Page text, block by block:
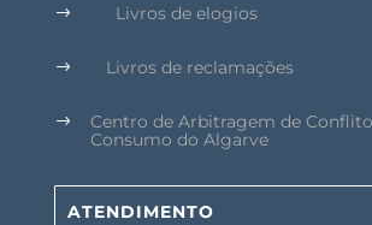
$ Livros de elogios
$ Livros de reclamações
$
Centro de Arbitragem de
Consumo do Algarve
ATENDIMENTO